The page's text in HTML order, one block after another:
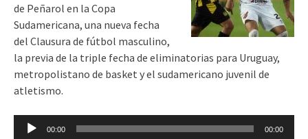
de Peñarol en la Copa
Sudamericana, una nueva fecha
del Clausura de fútbol masculino,
la previa de la triple fecha de eliminatorias para Uruguay,
metropolistano de basket y el sudamericano juvenil de
atletismo.
Reproductor
00:00 00:00